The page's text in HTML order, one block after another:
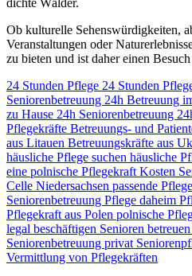
Ob kulturelle Sehenswürdigkeiten,
Veranstaltungen oder
zu bieten und ist daher einen
24 Stunden Pflege 24 Stunden
Seniorenbetreuung 24h Betreuung
zu Hause 24h Seniorenbetreuung
Pflegekräfte Betreuungs- und
aus Litauen Betreuungskräfte aus
häusliche Pflege suchen häusliche
eine polnische Pflegekraft Kosten
Celle Niedersachsen passende
Seniorenbetreuung Pflege daheim
Pflegekraft aus Polen polnische
legal beschäftigen Senioren betreuen
Seniorenbetreuung privat
Vermittlung von Pflegekräften